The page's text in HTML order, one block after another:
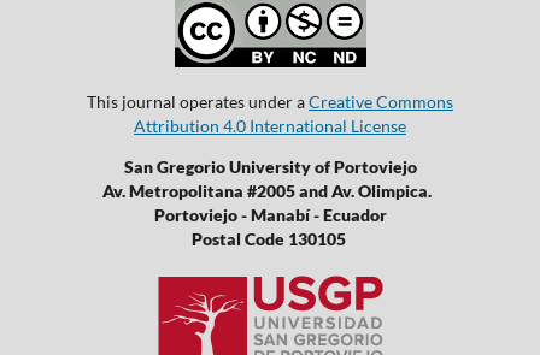
This journal operates under aCreative Commons
Attribution 4.0 International License
San Gregorio University of Portoviejo
Av. Metropolitana #2005 and Av. Olimpica.
Portoviejo - Manabí - Ecuador
Postal Code 130105